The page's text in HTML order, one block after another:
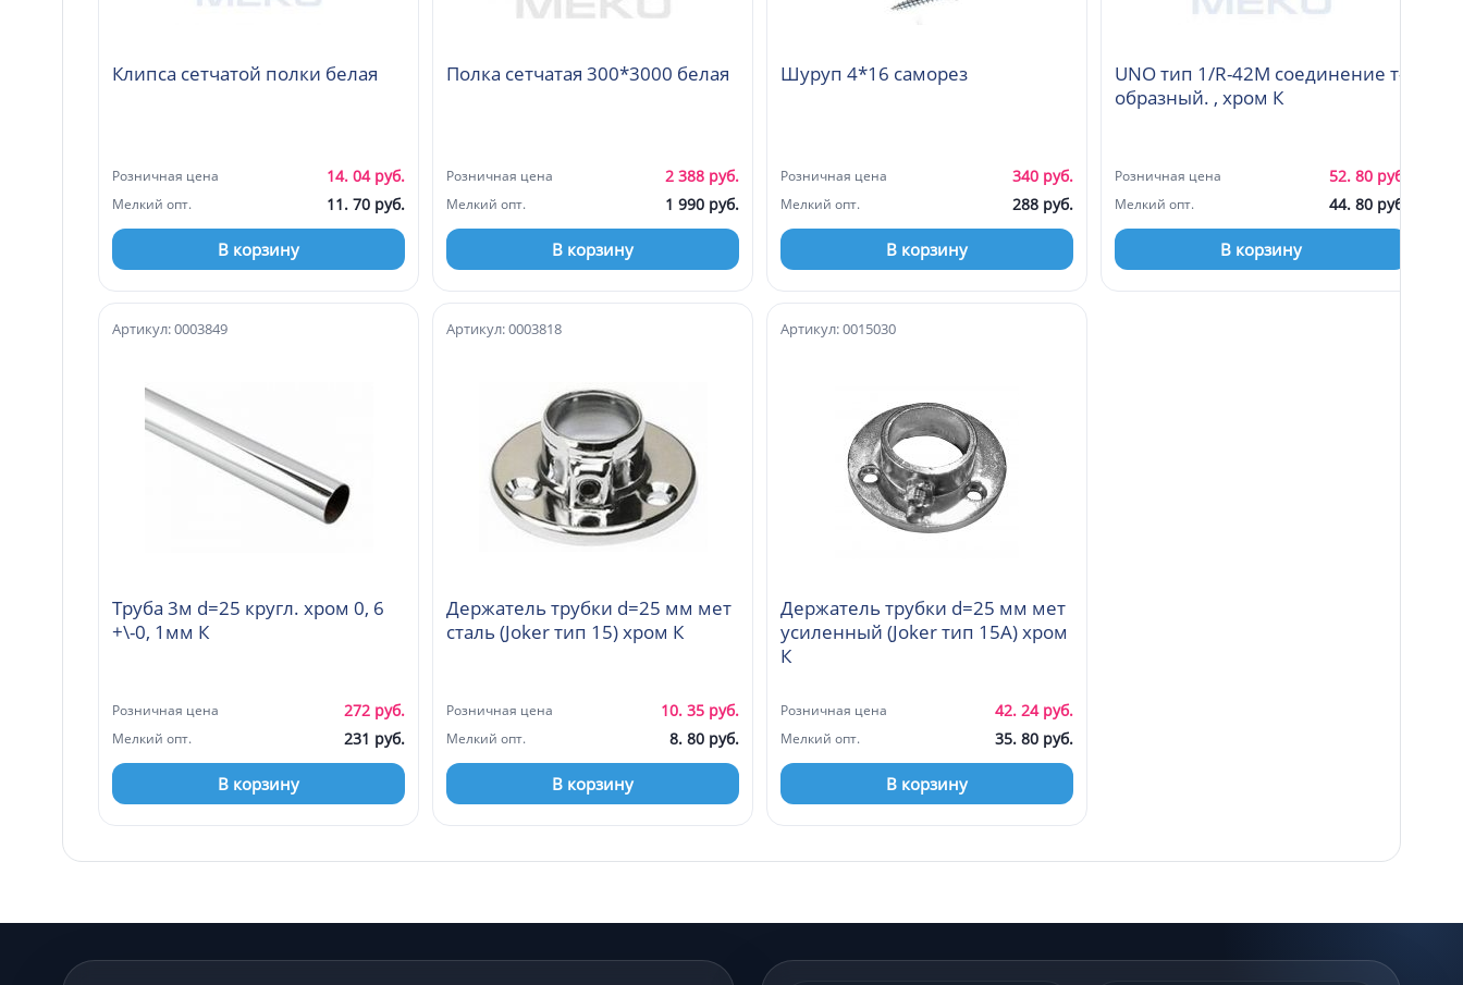
Клипса сетчатой полки белая
Розничная цена 14. 04 руб.
Мелкий опт. 11. 70 руб.
В корзину
Полка сетчатая 300*3000 белая
Розничная цена 2 388 руб.
Мелкий опт. 1 990 руб.
В корзину
Шуруп 4*16 саморез
Розничная цена 340 руб.
Мелкий опт. 288 руб.
В корзину
UNO тип 1/R-42M соединение т-
образный. , хром К
Розничная цена 52. 80 руб.
Мелкий опт. 44. 80 руб.
В корзину
Труба 3м d=25 кругл. хром 0, 6
+\-0, 1мм К
Артикул: 0003849
Розничная цена 272 руб.
Мелкий опт. 231 руб.
В корзину
Держатель трубки d=25 мм мет
сталь (Joker тип 15) хром К
Артикул: 0003818
Розничная цена 10. 35 руб.
Мелкий опт. 8. 80 руб.
В корзину
Держатель трубки d=25 мм мет
усиленный (Joker тип 15А) хром
К
Артикул: 0015030
Розничная цена 42. 24 руб.
Мелкий опт. 35. 80 руб.
В корзину